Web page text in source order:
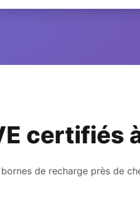
certifiés
de recharge près de